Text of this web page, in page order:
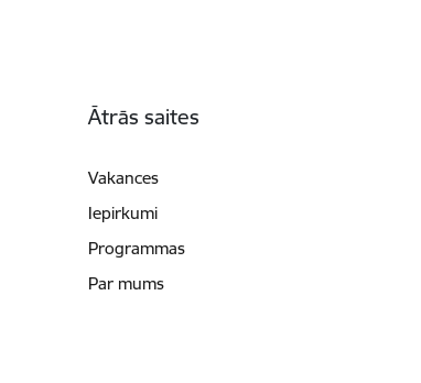
Ātrās saites
Vakances
Iepirkumi
Programmas
Par mums